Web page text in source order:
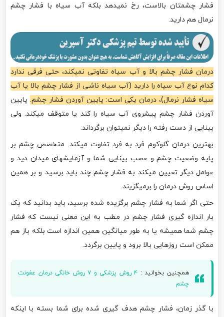
فشار چشمتان بالاست، رخ نمیدهد بلکه آب سیاه با فشار چشم
نرمال هم دارید.
درمان فشار چشم بالا و آب سیاه تفاوتی نمیکند، حتی فرقی ندارد
کدام نوع آب سیاه را دارید (آب سیاه ناشی از فشار چشم بالا یا آب
سیاه فشار نرمال)، درمان یکی است: پایین آوردن فشار چشم. پایین
آوردن فشار چشم پیشروی آب سیاه را کند یا متوقف میکند. ولی
بینایی از دست رفته را دیگر نمیتوان برگرداند.
بهترین درمان گلوکوم فرد به فرد تفاوت میکند. متخصص چشم بر
پایه وضعیت چشم و عصب بینایی شما و آزمایشهای میدان دید و
عوامل دیگر تعیین میکند به فشار چشم چند باید برسید و بر همین
اساس روش درمان را برمیگزیند.
حتی اگر شما به فشار چشم برگزیده شده برسید، باید بدانید که یک
بار اندازه گیری فشار چشم در مطب به این معنی نیست که فشار
چشم شما همیشه یا به طور میانگین همین اندازه است بلکه باز هم
ممکن است روزهایی بالا برود و پایین برگردد.
همچنین بخوانید :
۴ روش پزشکی و ۷ روش خانگی درمان عفونت
چشم
با گذر زمان، فشار چشم هدف گیری شده برای شما بسته با اینکه